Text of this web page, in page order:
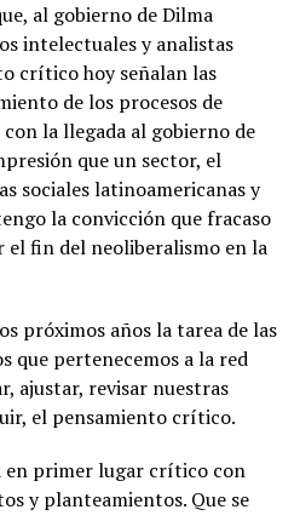
al gobierno de Dilma
intelectuales y analistas
crítico hoy señalan las
de los procesos de
la llegada al gobierno de
que un sector, el
sociales latinoamericanas y
la convicción que fracaso
el fin del neoliberalismo en la
próximos años la tarea de las
que pertenecemos a la red
ajustar, revisar nuestras
el pensamiento crítico.
en primer lugar crítico con
y planteamientos. Que se